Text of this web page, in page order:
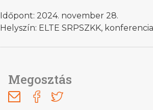
Időpont: 2024. november 28.
Helyszín: ELTE SRPSZKK,
Megosztás